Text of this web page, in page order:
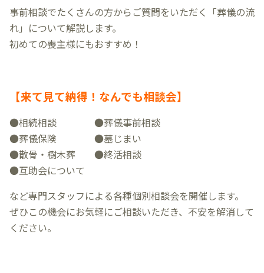
事前相談でたくさんの方からご質問をいただく「葬儀の流
れ」について解説します。
初めての喪主様にもおすすめ！
【来て見て納得！なんでも相談会】
●相続相談 ●葬儀事前相談
●葬儀保険 ●墓じまい
●散骨・樹木葬 ●終活相談
●互助会について
など専門スタッフによる各種個別相談会を開催します。
ぜひこの機会にお気軽にご相談いただき、不安を解消して
ください。